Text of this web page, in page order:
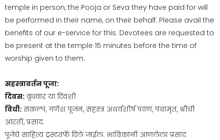
temple in person, the Pooja or Seva they have paid for will
be performed in their name, on their behalf. Please avail the
benefits of our e-service for this. Devotees are requested to
be present at the temple 15 minutes before the time of
worship given to them.
सहस्त्रावर्तन पूजा:
दिवस:बुधवार या दिवशी
विधी: संकल्प, गणेश पूजन, सहस्त्र अथर्वशीर्ष पठण, पंचामृत, श्रींची
आरती, प्रसाद.
पूजेचे साहित्य ट्रस्टतर्फे दिले जाईल. भाविकांनी आणलेला प्रसाद